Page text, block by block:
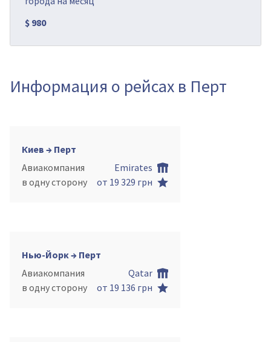
$ 980
Информация о рейсах в Перт
Киев → Перт
Авиакомпания
Emirates
в одну сторону
от 19 329 грн
Нью-Йорк → Перт
Авиакомпания
Qatar
в одну сторону
от 19 136 грн